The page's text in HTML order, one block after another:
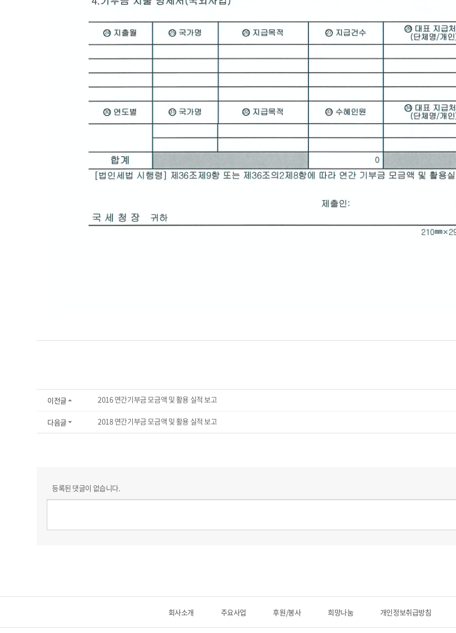
이전글 2016 연간기부금 모금액 및 활용 실적 보고
다음글 2018 연간기부금 모금액 및 활용 실적 보고
등록된 댓글이 없습니다.
회사소개 주요사업 후원/봉사 희망나눔 개인정보취급방침